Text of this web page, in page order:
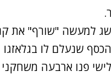
למעשה "שורף" את
שנעלם לו
פנו ארבעה